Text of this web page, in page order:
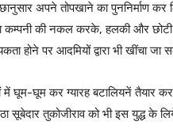
अपने तोपखाने का पुननिर्माण कर
कम्पनी की नकल करके, हलकी और छोटी
होने पर आदमियों द्वारा भी खींचा जा
घूम कर ग्यारह बटालियनें तैयार कर
सूबेदार तुकोजीराव को भी इस युद्ध के